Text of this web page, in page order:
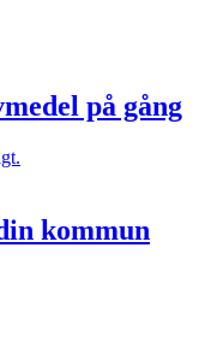
på gång
kommun